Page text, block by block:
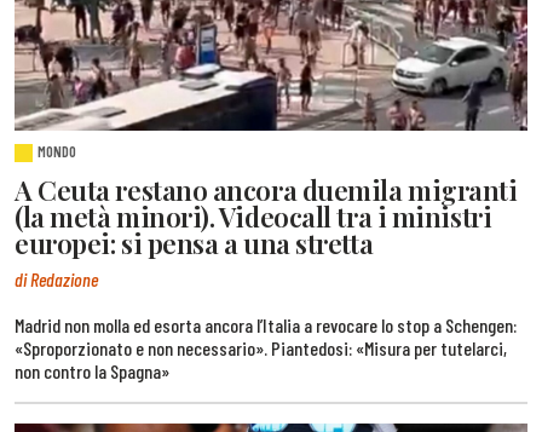
MONDO
A Ceuta restano ancora duemila migranti
(la metà minori). Videocall tra i ministri
europei: si pensa a una stretta
di Redazione
Madrid non molla ed esorta ancora l’Italia a revocare lo stop a Schengen:
«Sproporzionato e non necessario». Piantedosi: «Misura per tutelarci,
non contro la Spagna»